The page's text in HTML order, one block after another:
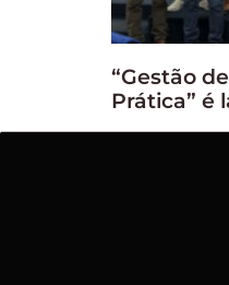
“Gestão
Prática” é